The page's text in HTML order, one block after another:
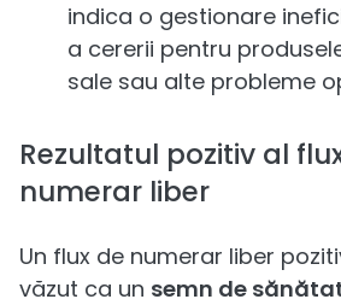
indica o gestionare
a cererii pentru
sale sau alte probleme
Rezultatul pozitiv al
numerar liber
Un flux de numerar liber
văzut ca un semn de